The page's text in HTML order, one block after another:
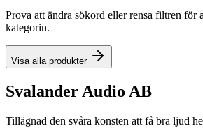
Prova att ändra sökord eller rensa filtren för
kategorin.
Visa alla produkter
Svalander Audio AB
Tillägnad den svåra konsten att få bra ljud